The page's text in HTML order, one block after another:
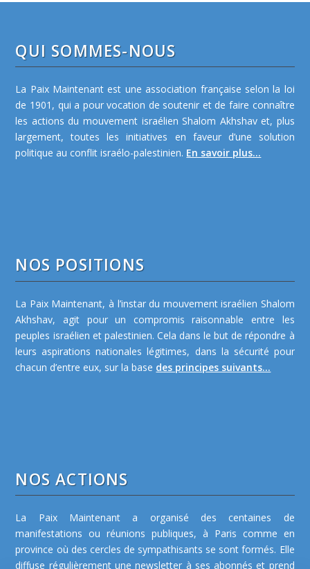
QUI SOMMES-NOUS
La Paix Maintenant est une association française selon la loi
de 1901, qui a pour vocation de soutenir et de faire connaître
les actions du mouvement israélien Shalom Akhshav et, plus
largement, toutes les initiatives en faveur d’une solution
politique au conflit israélo-palestinien. En savoir plus...
NOS POSITIONS
La Paix Maintenant, à l’instar du mouvement israélien Shalom
Akhshav, agit pour un compromis raisonnable entre les
peuples israélien et palestinien. Cela dans le but de répondre à
leurs aspirations nationales légitimes, dans la sécurité pour
chacun d’entre eux, sur la base des principes suivants...
NOS ACTIONS
La Paix Maintenant a organisé des centaines de
manifestations ou réunions publiques, à Paris comme en
province où des cercles de sympathisants se sont formés. Elle
diffuse régulièrement une newsletter à ses abonnés et prend